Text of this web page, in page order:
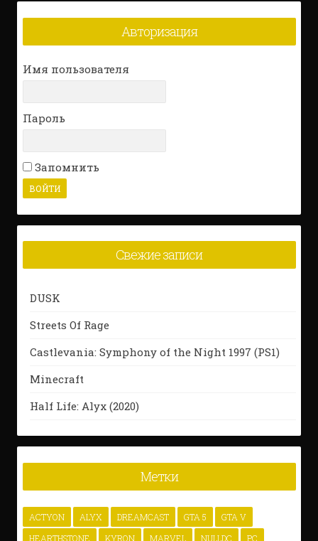
Авторизация
Имя пользователя
Пароль
Запомнить
Свежие записи
DUSK
Streets Of Rage
Castlevania: Symphony of the Night 1997 (PS1)
Minecraft
Half Life: Alyx (2020)
Метки
ACTYON ALYX DREAMCAST GTA 5
GTA V
HEARTHSTONE
KYRON MARVEL NULLDC
PC